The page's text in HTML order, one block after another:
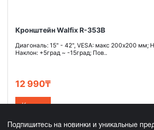
Кронштейн Walfix R-353B
Диагональ: 15" - 42", VESA: макс 200х200 мм;
Наклон: +5град ~ -15град; Пов..
12 990₸
Купить
Подпишитесь на новинки и уникальные